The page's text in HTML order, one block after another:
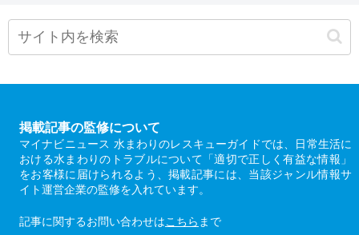
掲載記事の監修について
マイナビニュース 水まわりのレスキューガイドでは、日常生活に
おける水まわりのトラブルについて「適切で正しく有益な情報」
をお客様に届けられるよう、掲載記事には、当該ジャンル情報サ
イト運営企業の監修を入れています。
記事に関するお問い合わせはこちら まで